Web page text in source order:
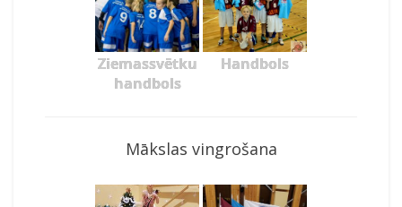
Ziemassvētku
handbols
Handbols
Mākslas vingrošana